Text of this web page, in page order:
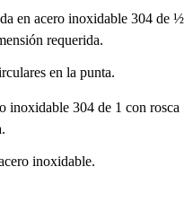
en acero inoxidable 304 de ½
requerida.
en la punta.
inoxidable 304 de 1 con rosca
inoxidable.